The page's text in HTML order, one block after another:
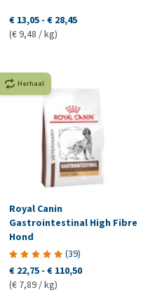
€ 13,05 - € 28,45
(€ 9,48 / kg)
Herhaal
Royal Canin
Gastrointestinal High Fibre
Hond
(39)
€ 22,75 - € 110,50
(€ 7,89 / kg)